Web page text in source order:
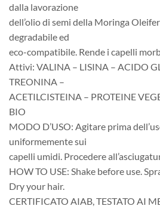
dalla lavorazione
dell’olio di semi della Moringa
degradabile ed
eco-compatibile. Rende i capelli
Attivi: VALINA – LISINA – ACIDO
TREONINA –
ACETILCISTEINA – PROTEINE
BIO
MODO D’USO: Agitare prima
uniformemente sui
capelli umidi. Procedere
HOW TO USE: Shake before use.
Dry your hair.
CERTIFICATO AIAB, TESTATO AI